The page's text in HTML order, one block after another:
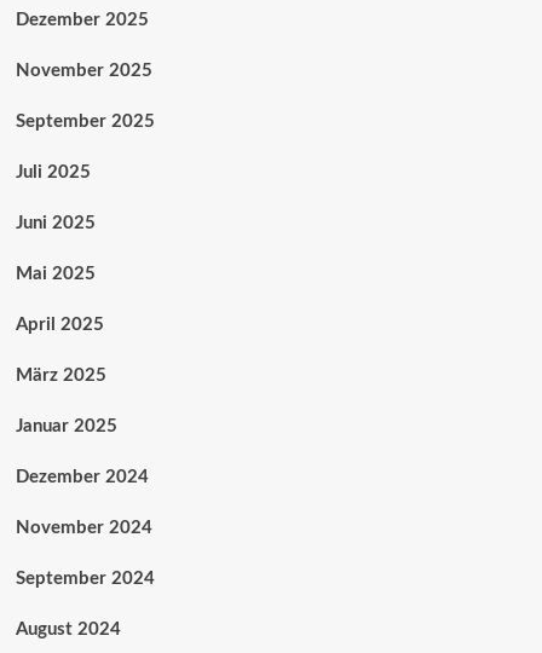
Dezember 2025
November 2025
September 2025
Juli 2025
Juni 2025
Mai 2025
April 2025
März 2025
Januar 2025
Dezember 2024
November 2024
September 2024
August 2024